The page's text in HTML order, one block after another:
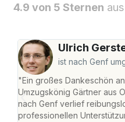
4.9 von 5 Sternen
Ulrich
ist nach Genf
"Ein großes Dankeschön
Umzugskönig Gärtner aus
nach Genf verlief
professionellen